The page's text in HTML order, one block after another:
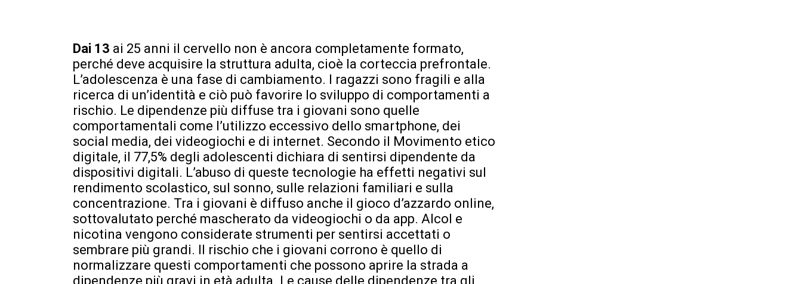
Dai 13 ai 25 anni il cervello non è ancora completamente formato,
perché deve acquisire la struttura adulta, cioè la corteccia prefrontale.
L’adolescenza è una fase di cambiamento. I ragazzi sono fragili e alla
ricerca di un’identità e ciò può favorire lo sviluppo di comportamenti a
rischio. Le dipendenze più diffuse tra i giovani sono quelle
comportamentali come l’utilizzo eccessivo dello smartphone, dei
social media, dei videogiochi e di internet. Secondo il Movimento etico
digitale, il 77,5% degli adolescenti dichiara di sentirsi dipendente da
dispositivi digitali. L’abuso di queste tecnologie ha effetti negativi sul
rendimento scolastico, sul sonno, sulle relazioni familiari e sulla
concentrazione. Tra i giovani è diffuso anche il gioco d’azzardo online,
sottovalutato perché mascherato da videogiochi o da app. Alcol e
nicotina vengono considerate strumenti per sentirsi accettati o
sembrare più grandi. Il rischio che i giovani corrono è quello di
normalizzare questi comportamenti che possono aprire la strada a
dipendenze più gravi in età adulta. Le cause delle dipendenze tra gli